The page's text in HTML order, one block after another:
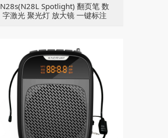
N28s(N28L Spotlight) 翻页笔 数
字激光 聚光灯 放大镜 一键标注